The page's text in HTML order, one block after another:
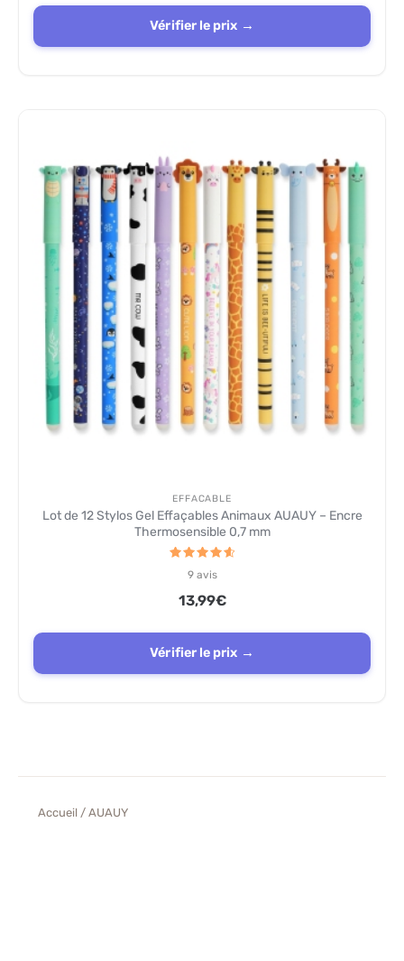
Vérifier le prix →
EFFACABLE
Lot de 12 Stylos Gel Effaçables Animaux AUAUY – Encre
Thermosensible 0,7 mm
Note
4.7
9avis
13,99€
Vérifier le prix →
Accueil / AUAUY